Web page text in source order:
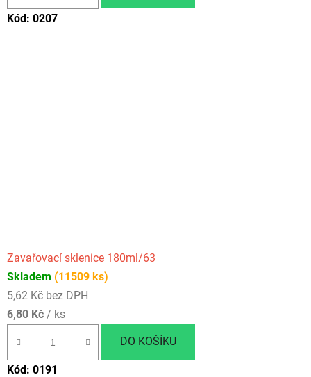
Kód: 0207
Zavařovací sklenice 180ml/63
Skladem (11509 ks)
5,62 Kč bez DPH
6,80 Kč / ks
DO KOŠÍKU
Kód: 0191